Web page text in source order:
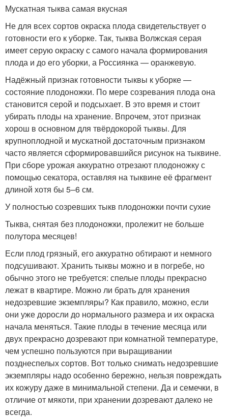
Мускатная тыква самая вкусная
Не для всех сортов окраска плода свидетельствует о
готовности его к уборке. Так, тыква Волжская серая
имеет серую окраску с самого начала формирования
плода и до его уборки, а Россиянка — оранжевую.
Надёжный признак готовности тыквы к уборке —
состояние плодоножки. По мере созревания плода она
становится серой и подсыхает. В это время и стоит
убирать плоды на хранение. Впрочем, этот признак
хорош в основном для твёрдокорой тыквы. Для
крупноплодной и мускатной достаточным признаком
часто является сформировавшийся рисунок на тыквине.
При сборе урожая аккуратно отрезают плодоножку с
помощью секатора, оставляя на тыквине её фрагмент
длиной хотя бы 5–6 см.
У полностью созревших тыкв плодоножки почти сухие
Тыква, снятая без плодоножки, пролежит не больше
полутора месяцев!
Если плод грязный, его аккуратно обтирают и немного
подсушивают. Хранить тыквы можно и в погребе, но
обычно этого не требуется: спелые плоды прекрасно
лежат в квартире. Можно ли брать для хранения
недозревшие экземпляры? Как правило, можно, если
они уже доросли до нормального размера и их окраска
начала меняться. Такие плоды в течение месяца или
двух прекрасно дозревают при комнатной температуре,
чем успешно пользуются при выращивании
позднеспелых сортов. Вот только снимать недозревшие
экземпляры надо особенно бережно, нельзя повреждать
их кожуру даже в минимальной степени. Да и семечки, в
отличие от мякоти, при хранении дозревают далеко не
всегда.